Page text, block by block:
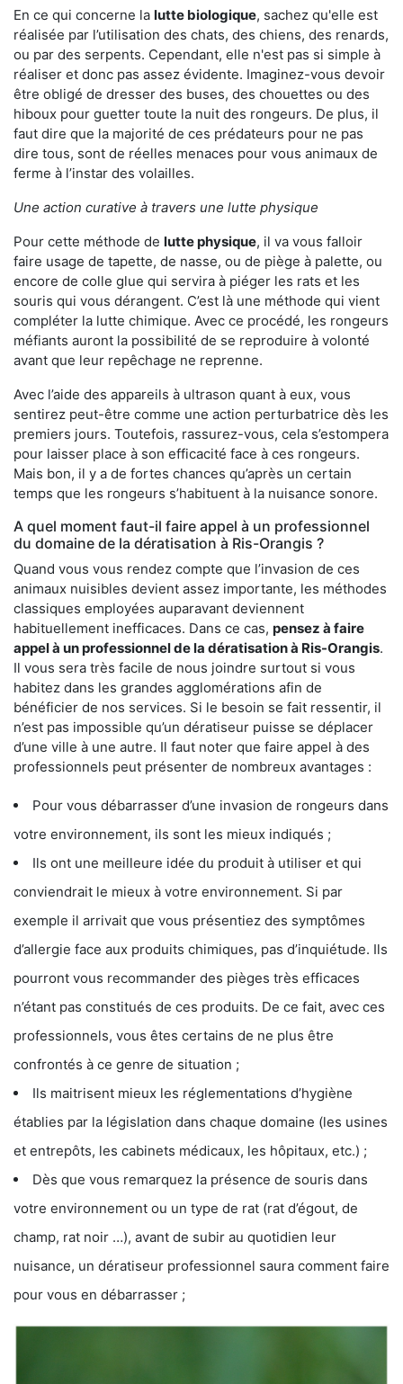
En ce qui concerne la lutte biologique, sachez qu'elle est
réalisée par l’utilisation des chats, des chiens, des renards,
ou par des serpents. Cependant, elle n'est pas si simple à
réaliser et donc pas assez évidente. Imaginez-vous devoir
être obligé de dresser des buses, des chouettes ou des
hiboux pour guetter toute la nuit des rongeurs. De plus, il
faut dire que la majorité de ces prédateurs pour ne pas
dire tous, sont de réelles menaces pour vous animaux de
ferme à l’instar des volailles.
Une action curative à travers une lutte physique
Pour cette méthode de lutte physique, il va vous falloir
faire usage de tapette, de nasse, ou de piège à palette, ou
encore de colle glue qui servira à piéger les rats et les
souris qui vous dérangent. C’est là une méthode qui vient
compléter la lutte chimique. Avec ce procédé, les rongeurs
méfiants auront la possibilité de se reproduire à volonté
avant que leur repêchage ne reprenne.
Avec l’aide des appareils à ultrason quant à eux, vous
sentirez peut-être comme une action perturbatrice dès les
premiers jours. Toutefois, rassurez-vous, cela s’estompera
pour laisser place à son efficacité face à ces rongeurs.
Mais bon, il y a de fortes chances qu’après un certain
temps que les rongeurs s’habituent à la nuisance sonore.
A quel moment faut-il faire appel à un professionnel
du domaine de la dératisation à Ris-Orangis ?
Quand vous vous rendez compte que l’invasion de ces
animaux nuisibles devient assez importante, les méthodes
classiques employées auparavant deviennent
habituellement inefficaces. Dans ce cas, pensez à faire
appel à un professionnel de la dératisation à Ris-Orangis.
Il vous sera très facile de nous joindre surtout si vous
habitez dans les grandes agglomérations afin de
bénéficier de nos services. Si le besoin se fait ressentir, il
n’est pas impossible qu’un dératiseur puisse se déplacer
d’une ville à une autre. Il faut noter que faire appel à des
professionnels peut présenter de nombreux avantages :
Pour vous débarrasser d’une invasion de rongeurs dans
votre environnement, ils sont les mieux indiqués ;
Ils ont une meilleure idée du produit à utiliser et qui
conviendrait le mieux à votre environnement. Si par
exemple il arrivait que vous présentiez des symptômes
d’allergie face aux produits chimiques, pas d’inquiétude. Ils
pourront vous recommander des pièges très efficaces
n’étant pas constitués de ces produits. De ce fait, avec ces
professionnels, vous êtes certains de ne plus être
confrontés à ce genre de situation ;
Ils maitrisent mieux les réglementations d’hygiène
établies par la législation dans chaque domaine (les usines
et entrepôts, les cabinets médicaux, les hôpitaux, etc.) ;
Dès que vous remarquez la présence de souris dans
votre environnement ou un type de rat (rat d’égout, de
champ, rat noir …), avant de subir au quotidien leur
nuisance, un dératiseur professionnel saura comment faire
pour vous en débarrasser ;